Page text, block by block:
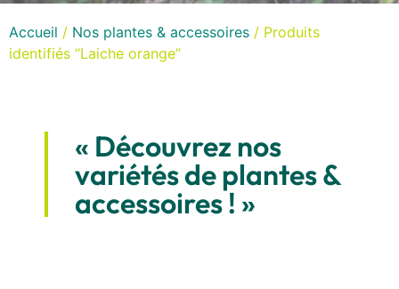
Accueil / Nos plantes & accessoires / Produits
identifiés “Laiche orange”
« Découvrez nos
variétés de plantes &
accessoires ! »